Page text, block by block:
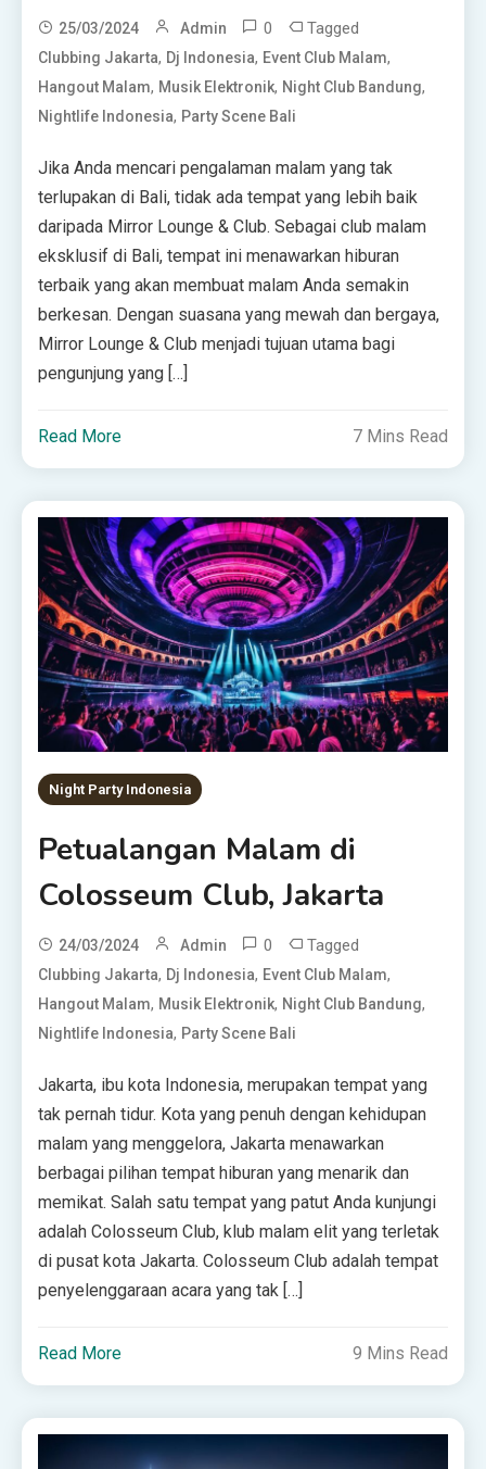
25/03/2024 Admin 0 Tagged
Clubbing Jakarta, Dj Indonesia, Event Club Malam,
Hangout Malam, Musik Elektronik, Night Club Bandung,
Nightlife Indonesia, Party Scene Bali
Jika Anda mencari pengalaman malam yang tak
terlupakan di Bali, tidak ada tempat yang lebih baik
daripada Mirror Lounge & Club. Sebagai club malam
eksklusif di Bali, tempat ini menawarkan hiburan
terbaik yang akan membuat malam Anda semakin
berkesan. Dengan suasana yang mewah dan bergaya,
Mirror Lounge & Club menjadi tujuan utama bagi
pengunjung yang […]
Read More 7 Mins Read
Night Party Indonesia
Petualangan Malam di
Colosseum Club, Jakarta
24/03/2024 Admin 0 Tagged
Clubbing Jakarta, Dj Indonesia, Event Club Malam,
Hangout Malam, Musik Elektronik, Night Club Bandung,
Nightlife Indonesia, Party Scene Bali
Jakarta, ibu kota Indonesia, merupakan tempat yang
tak pernah tidur. Kota yang penuh dengan kehidupan
malam yang menggelora, Jakarta menawarkan
berbagai pilihan tempat hiburan yang menarik dan
memikat. Salah satu tempat yang patut Anda kunjungi
adalah Colosseum Club, klub malam elit yang terletak
di pusat kota Jakarta. Colosseum Club adalah tempat
penyelenggaraan acara yang tak […]
Read More 9 Mins Read